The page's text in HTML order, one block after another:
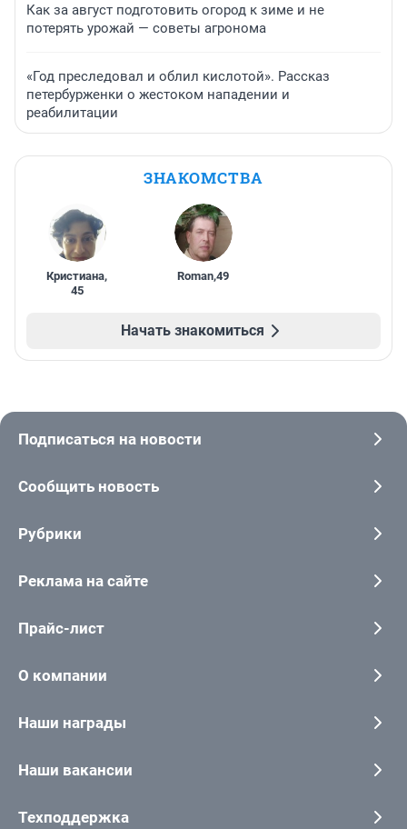
Как за август подготовить огород к зиме и не
потерять урожай — советы агронома
«Год преследовал и облил кислотой». Рассказ
петербурженки о жестоком нападении и
реабилитации
ЗНАКОМСТВА
Кристиана,
45
Roman,49
Начать знакомиться
Подписаться на новости
Сообщить новость
Рубрики
Реклама на сайте
Прайс-лист
О компании
Наши награды
Наши вакансии
Техподдержка